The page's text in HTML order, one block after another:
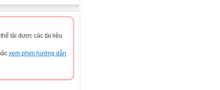
tải được các tài liệu
xem phim hướng dẫn